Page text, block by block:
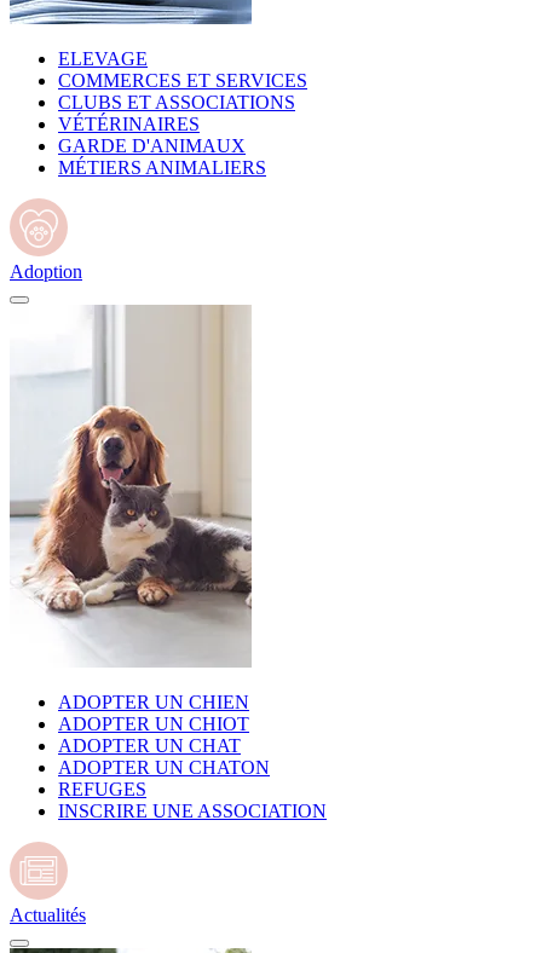
ELEVAGE
COMMERCES ET SERVICES
CLUBS ET ASSOCIATIONS
VÉTÉRINAIRES
GARDE D'ANIMAUX
MÉTIERS ANIMALIERS
Adoption
ADOPTER UN CHIEN
ADOPTER UN CHIOT
ADOPTER UN CHAT
ADOPTER UN CHATON
REFUGES
INSCRIRE UNE ASSOCIATION
Actualités